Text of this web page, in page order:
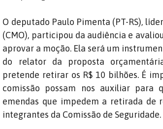
O deputado Paulo Pimenta (PT-RS),
(CMO), participou da audiência e
aprovar a moção. Ela será um
do relator da proposta
pretende retirar os R$ 10 bilhões. É
comissão possam nos auxiliar para
emendas que impedem a retirada de
integrantes da Comissão de Seguridade.